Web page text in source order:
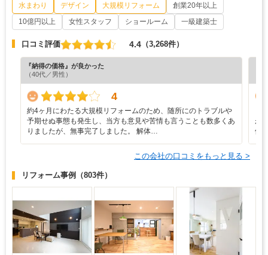
水まわり デザイン 大規模リフォーム
創業20年以上
10億円以上
女性スタッフ ショールーム 一級建築士
口コミ評価 4.4 （3,268件）
『納得の価格』が良かった
（40代／男性）
4
約4ヶ月にわたる大規模リフォームのため、随所にのトラブルや
予期せぬ事態も発生し、当方も意見や苦情も言うことも数多くあ
りましたが、無事完了しました。 解体…
が
価
この会社の口コミをもっと見る >
リフォーム事例 （803件）